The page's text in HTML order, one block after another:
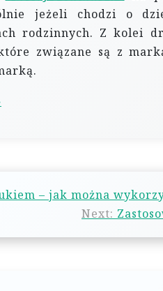
jeżeli chodzi o
rodzinnych. Z kolei
związane są z
– jak można
Next: